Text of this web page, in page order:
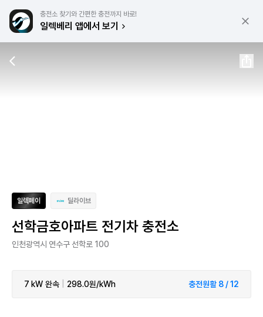
충전소 찾기와 간편한 충전까지 바로!
일렉베리 앱에서 보기
일렉페이 딜라이브
선학금호아파트 전기차 충전소
인천광역시 연수구 선학로 100
7 kW 완속 298.0원/kWh 충전원활 8 / 12